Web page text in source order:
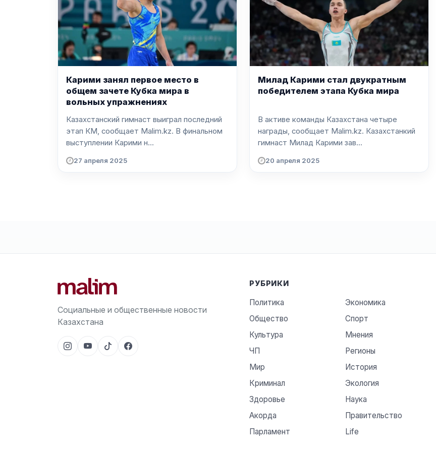
Карими занял первое место в
общем зачете Кубка мира в
вольных упражнениях
Казахстанский гимнаст выиграл последний
этап КМ, сообщает Malim.kz. В финальном
выступлении Карими н...
27 апреля 2025
Милад Карими стал двукратным
победителем этапа Кубка мира
В активе команды Казахстана четыре
награды, сообщает Malim.kz. Казахстанкий
гимнаст Милад Карими зав...
20 апреля 2025
Социальные и общественные новости
Казахстана
РУБРИКИ
Политика
Экономика
Общество
Спорт
Культура
Мнения
ЧП
Регионы
Мир
История
Криминал
Экология
Здоровье
Наука
Акорда
Правительство
Парламент
Life